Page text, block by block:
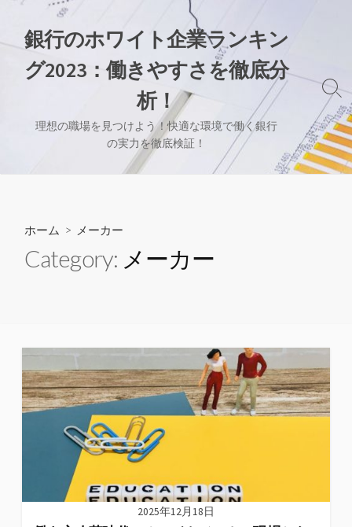
銀行のホワイト企業ランキン
グ2023：働きやすさを徹底分
析！
理想の職場を見つけよう！快適な環境で働く銀行
の実力を徹底検証！
検
索
切
り
替
え
ホーム > メーカー
Category: メーカー
2025年12月18日